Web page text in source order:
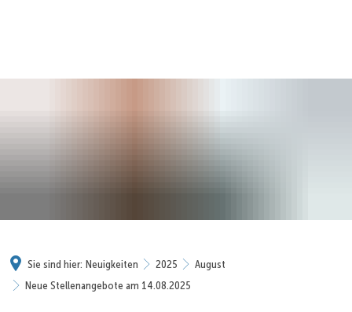
Sie sind hier: Neuigkeiten 2025
August
Neue Stellenangebote am 14.08.2025